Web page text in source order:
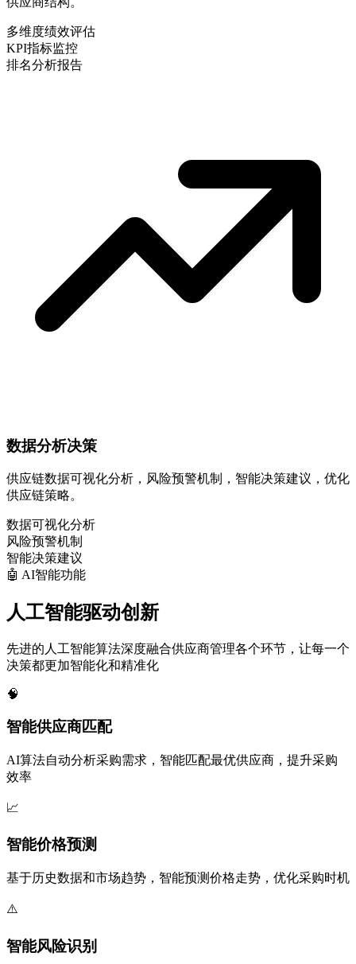
多维度绩效评估
KPI指标监控
排名分析报告
数据分析决策
供应链数据可视化分析，风险预警机制，智能决策建议，优化
供应链策略。
数据可视化分析
风险预警机制
智能决策建议
🤖 AI智能功能
人工智能驱动创新
先进的人工智能算法深度融合供应商管理各个环节，让每一个
决策都更加智能化和精准化
🧠
智能供应商匹配
AI算法自动分析采购需求，智能匹配最优供应商，提升采购
效率
📈
智能价格预测
基于历史数据和市场趋势，智能预测价格走势，优化采购时机
⚠️
智能风险识别